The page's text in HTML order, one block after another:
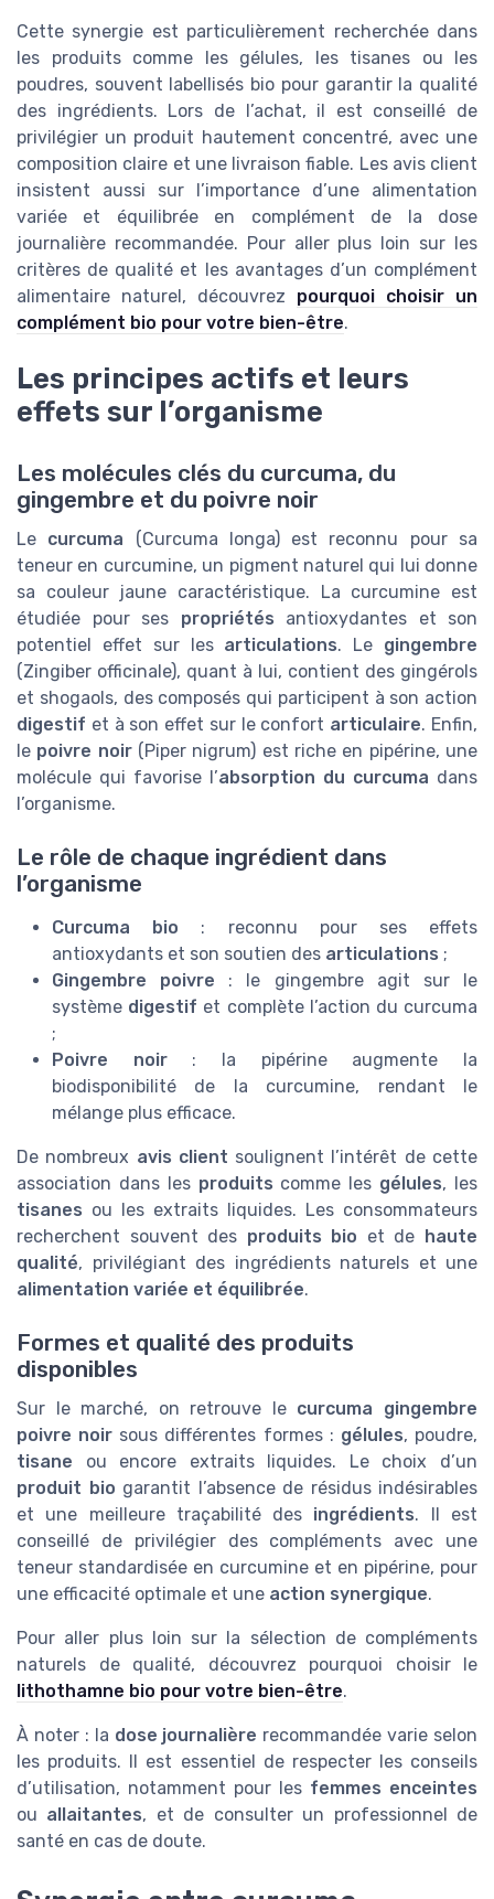
Cette synergie est particulièrement recherchée dans
les produits comme les gélules, les tisanes ou les
poudres, souvent labellisés bio pour garantir la qualité
des ingrédients. Lors de l’achat, il est conseillé de
privilégier un produit hautement concentré, avec une
composition claire et une livraison fiable. Les avis client
insistent aussi sur l’importance d’une alimentation
variée et équilibrée en complément de la dose
journalière recommandée. Pour aller plus loin sur les
critères de qualité et les avantages d’un complément
alimentaire naturel, découvrez pourquoi choisir un
complément bio pour votre bien-être.
Les principes actifs et leurs
effets sur l’organisme
Les molécules clés du curcuma, du
gingembre et du poivre noir
Le curcuma (Curcuma longa) est reconnu pour sa
teneur en curcumine, un pigment naturel qui lui donne
sa couleur jaune caractéristique. La curcumine est
étudiée pour ses propriétés antioxydantes et son
potentiel effet sur les articulations. Le gingembre
(Zingiber officinale), quant à lui, contient des gingérols
et shogaols, des composés qui participent à son action
digestif et à son effet sur le confort articulaire. Enfin,
le poivre noir(Piper nigrum) est riche en pipérine, une
molécule qui favorise l’absorption du curcuma dans
l’organisme.
Le rôle de chaque ingrédient dans
l’organisme
Curcuma bio : reconnu pour ses effets
antioxydants et son soutien des articulations ;
Gingembre poivre : le gingembre agit sur le
système digestif et complète l’action du curcuma
;
Poivre noir: la pipérine augmente la
biodisponibilité de la curcumine, rendant le
mélange plus efficace.
De nombreux avis client soulignent l’intérêt de cette
association dans les produits comme les gélules, les
tisanes ou les extraits liquides. Les consommateurs
recherchent souvent des produits bio et de haute
qualité, privilégiant des ingrédients naturels et une
alimentation variée et équilibrée.
Formes et qualité des produits
disponibles
Sur le marché, on retrouve le curcuma gingembre
poivre noir sous différentes formes : gélules, poudre,
tisane ou encore extraits liquides. Le choix d’un
produit bio garantit l’absence de résidus indésirables
et une meilleure traçabilité des ingrédients. Il est
conseillé de privilégier des compléments avec une
teneur standardisée en curcumine et en pipérine, pour
une efficacité optimale et une action synergique.
Pour aller plus loin sur la sélection de compléments
naturels de qualité, découvrez pourquoi choisir le
lithothamne bio pour votre bien-être.
À noter : la dose journalière recommandée varie selon
les produits. Il est essentiel de respecter les conseils
d’utilisation, notamment pour les femmes enceintes
ou allaitantes, et de consulter un professionnel de
santé en cas de doute.